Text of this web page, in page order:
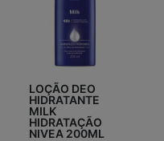
LOÇÃO DEO
HIDRATANTE
MILK
HIDRATAÇÃO
NIVEA 200ML